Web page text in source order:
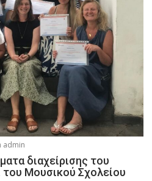
admin
διαχείρισης του
του Μουσικού Σχολείου